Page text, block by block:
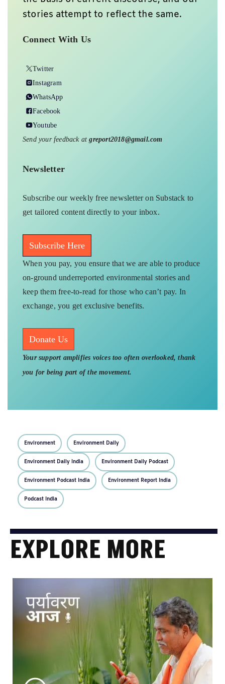
stories attempt to reflect the same.
Connect With Us
Twitter
Instagram
WhatsApp
Facebook
Youtube
Send your feedback atgreport2018@gmail.com
Newsletter
Subscribe our weekly free newsletter on Substack to
get tailored content directly to your inbox.
Subscribe Here
When you pay, you ensure that we are able to produce
on-ground underreported environmental stories and
keep them free-to-read for those who can’t pay. In
exchange, you get exclusive benefits.
Donate Us
Your support amplifies voices too often overlooked, thank
you for being part of the movement.
Environment Environment Daily
Environment Daily India Environment Daily Podcast
Environment Podcast India Environment Report India
Podcast India
EXPLORE MORE